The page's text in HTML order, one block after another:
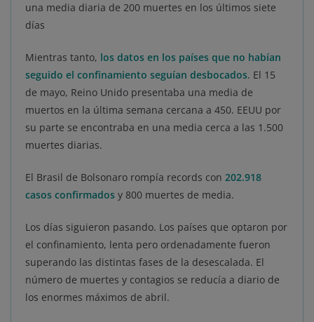
una media diaria de 200 muertes en los últimos siete
días
Mientras tanto, los datos en los países que no habían
seguido el confinamiento seguían desbocados. El 15
de mayo, Reino Unido presentaba una media de
muertos en la última semana cercana a 450. EEUU por
su parte se encontraba en una media cerca a las 1.500
muertes diarias.
El Brasil de Bolsonaro rompía records con 202.918
casos confirmados y 800 muertes de media.
Los días siguieron pasando. Los países que optaron por
el confinamiento, lenta pero ordenadamente fueron
superando las distintas fases de la desescalada. El
número de muertes y contagios se reducía a diario de
los enormes máximos de abril.